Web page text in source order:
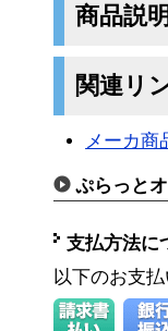
商品説明
関連リ
メーカ商
ぷらっと
支払方法に
以下のお支